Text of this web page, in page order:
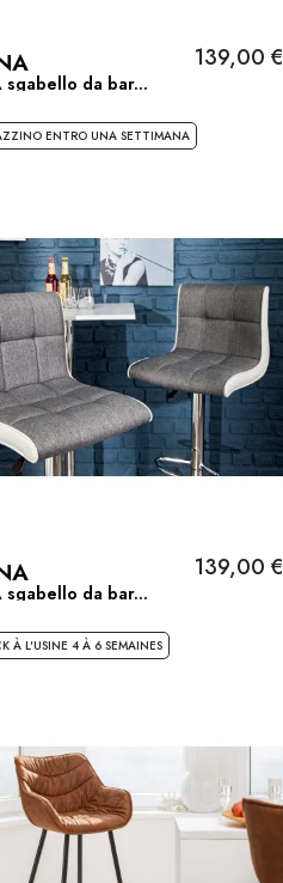
sgabello da bar...
139,00 €
ENTRO UNA SETTIMANA
sgabello da bar...
139,00 €
À L'USINE 4 À 6 SEMAINES